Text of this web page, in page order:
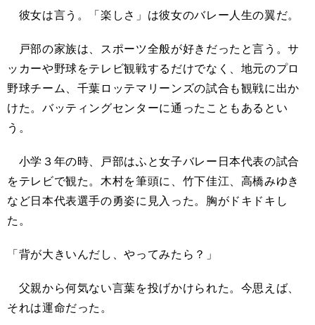
彼女は言う。「楽しさ」は彼女のバレー人生の翼だ。
戸部の家族は、スポーツ全般が好きだったと言う。サ
ッカーや野球をテレビ観戦するだけでなく、地元のプロ
野球チーム、千葉ロッテマリーンズの試合も観戦に出か
けた。バッティングセンターに通ったこともあるとい
う。
小学３年の時、戸部はふと女子バレー日本代表の試合
をテレビで観た。木村を筆頭に、竹下佳江、高橋みゆき
など日本代表選手の勇姿に見入った。胸がドキドキし
た。
「背が大きいんだし、やってみたら？」
父親から何気ない言葉を投げかけられた。今思えば、
それは運命だった。